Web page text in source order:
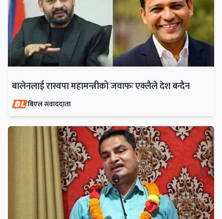
बालेनलाई रास्वपा महामन्त्रीको जवाफः एक्लैले देश बन्दैन
बिएल संवाददाता